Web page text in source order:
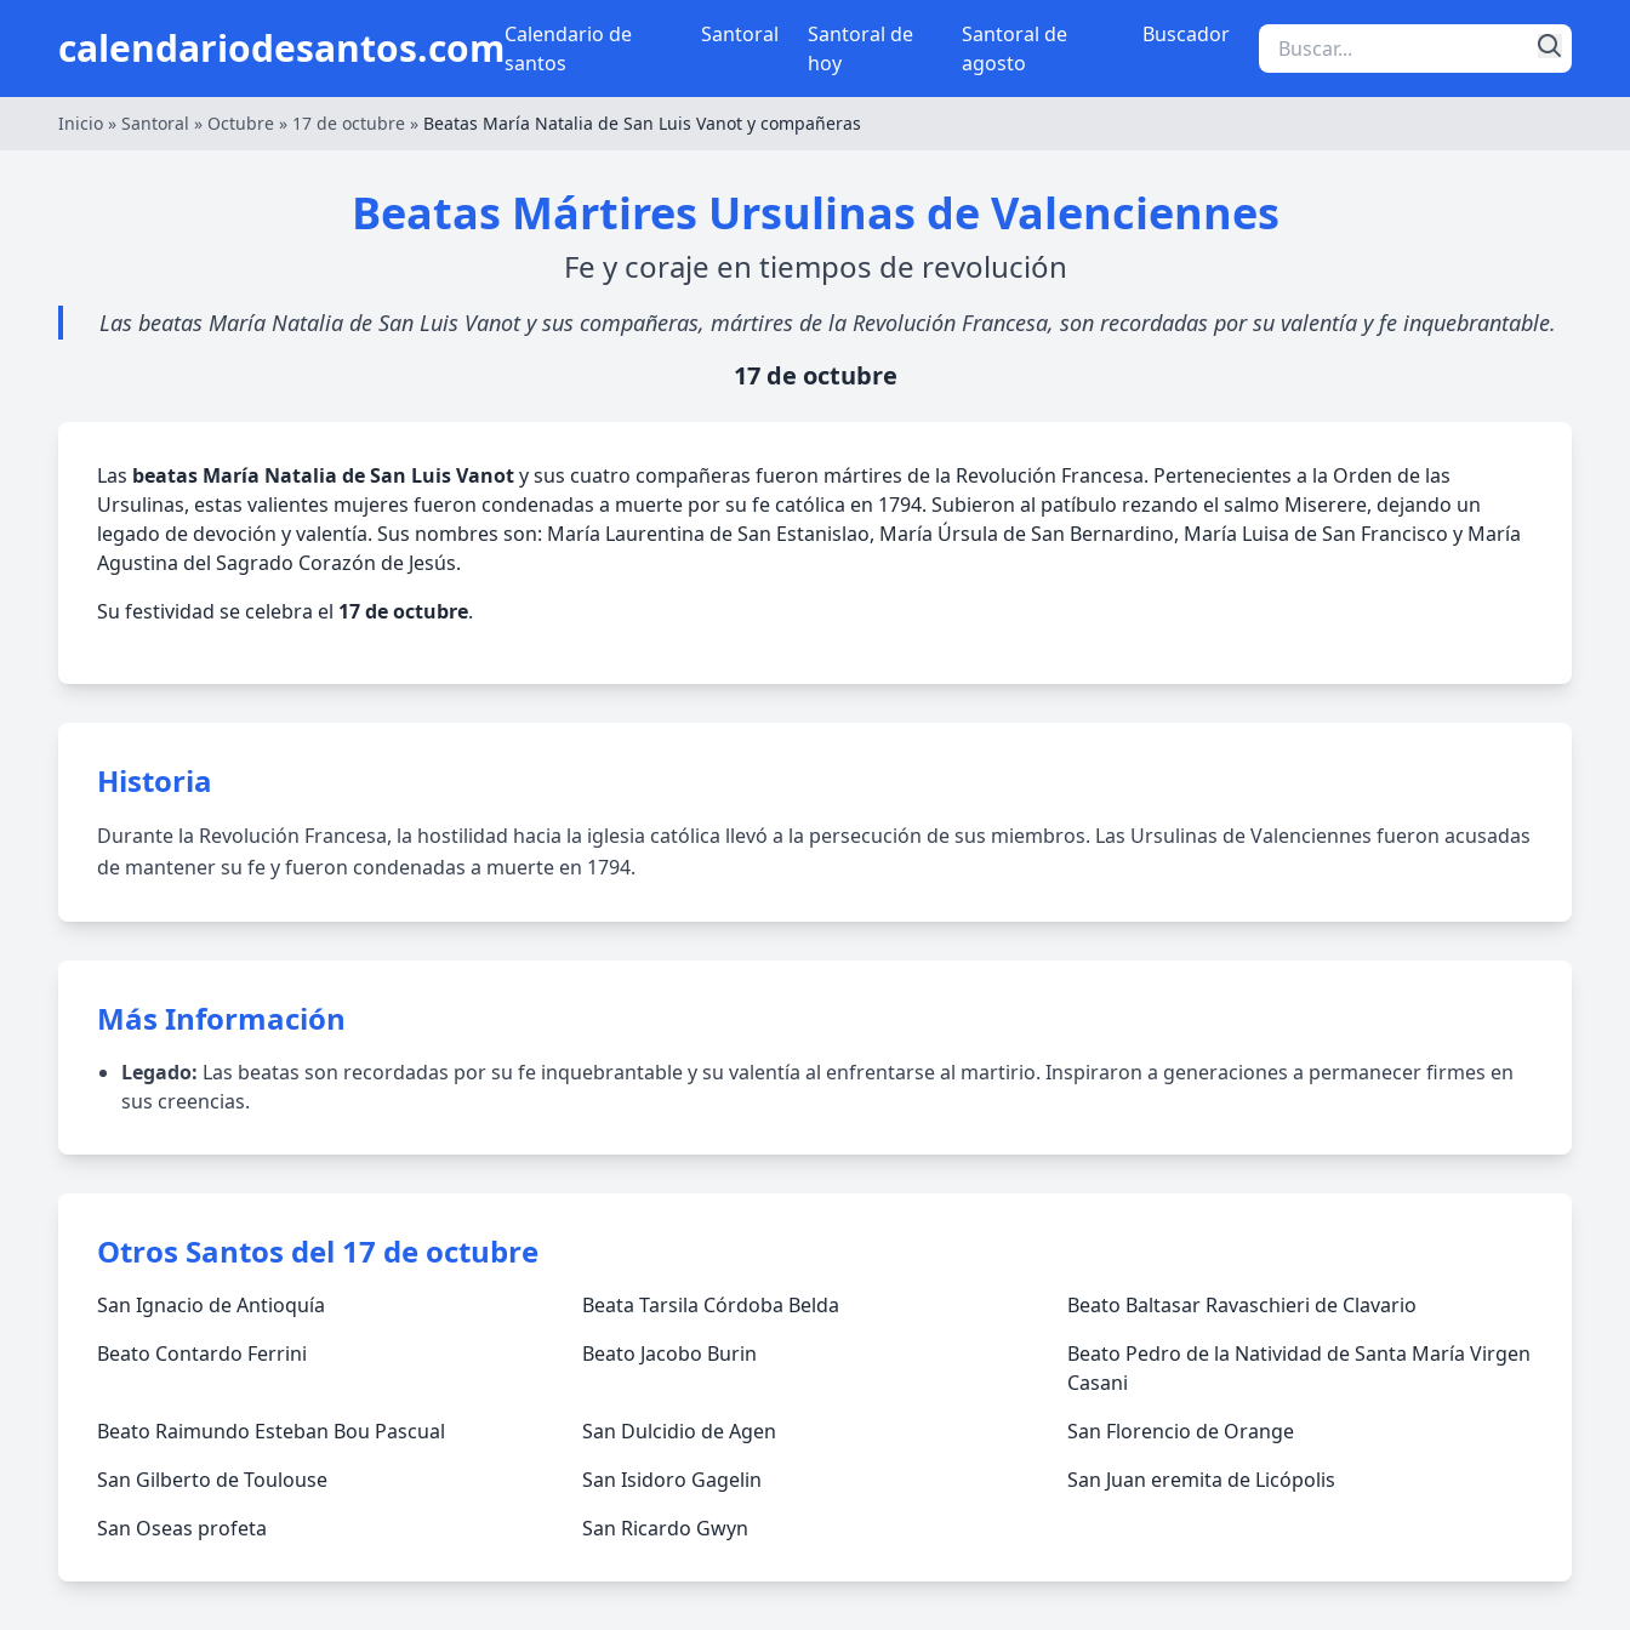
calendariodesantos.comCalendario de
santos
Santoral
Santoral de
hoy
Santoral de
agosto
Buscador
Inicio » Santoral » Octubre » 17 de octubre » Beatas María Natalia de San Luis Vanot y compañeras
Beatas Mártires Ursulinas de Valenciennes
Fe y coraje en tiempos de revolución
Las beatas María Natalia de San Luis Vanot y sus compañeras, mártires de la Revolución Francesa, son recordadas por su valentía y fe inquebrantable.
17 de octubre
Las beatas María Natalia de San Luis Vanoty sus cuatro compañeras fueron mártires de la Revolución Francesa. Pertenecientes a la Orden de las
Ursulinas, estas valientes mujeres fueron condenadas a muerte por su fe católica en 1794. Subieron al patíbulo rezando el salmo Miserere, dejando un
legado de devoción y valentía. Sus nombres son: María Laurentina de San Estanislao, María Úrsula de San Bernardino, María Luisa de San Francisco y María
Agustina del Sagrado Corazón de Jesús.
Su festividad se celebra el 17 de octubre.
Historia
Durante la Revolución Francesa, la hostilidad hacia la iglesia católica llevó a la persecución de sus miembros. Las Ursulinas de Valenciennes fueron acusadas
de mantener su fe y fueron condenadas a muerte en 1794.
Más Información
Legado: Las beatas son recordadas por su fe inquebrantable y su valentía al enfrentarse al martirio. Inspiraron a generaciones a permanecer firmes en
sus creencias.
Otros Santos del 17 de octubre
San Ignacio de Antioquía Beata Tarsila Córdoba Belda
Beato Baltasar Ravaschieri de Clavario
Beato Contardo Ferrini
Beato Jacobo Burin
Beato Pedro de la Natividad de Santa María Virgen
Casani
Beato Raimundo Esteban Bou Pascual
San Dulcidio de Agen
San Florencio de Orange
San Gilberto de Toulouse
San Isidoro Gagelin
San Juan eremita de Licópolis
San Oseas profeta
San Ricardo Gwyn